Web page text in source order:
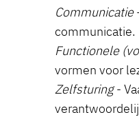
Communicatie
communicatie.
Functionele
vormen voor
Zelfsturing-